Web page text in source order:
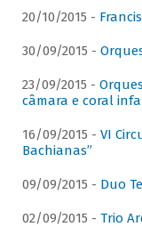
20/10/2015 -
30/09/2015 -
23/09/2015 -
câmara e coral
16/09/2015 - VI
Bachianas”
09/09/2015 - Duo
02/09/2015 - Trio